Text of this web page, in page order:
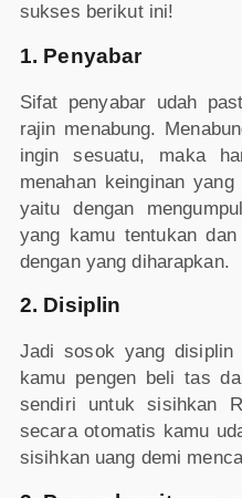
sukses berikut ini!
1. Penyabar
Sifat penyabar udah
rajin menabung.
ingin sesuatu, maka
menahan keinginan
yaitu dengan
yang kamu tentukan
dengan yang diharapkan.
2. Disiplin
Jadi sosok yang disiplin
kamu pengen beli tas
sendiri untuk sisihkan
secara otomatis kamu
sisihkan uang demi